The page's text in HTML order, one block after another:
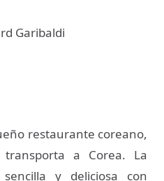
Garibaldi
restaurante coreano,
a Corea. La
y deliciosa con